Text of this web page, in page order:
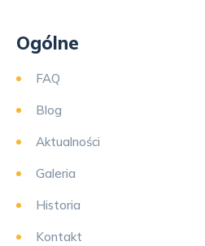
Ogólne
FAQ
Blog
Aktualności
Galeria
Historia
Kontakt